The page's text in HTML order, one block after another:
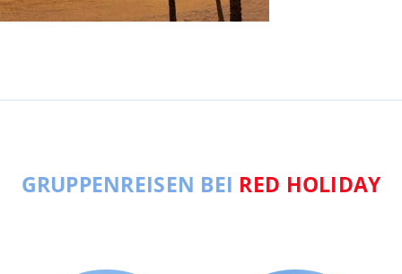
GRUPPENREISEN BEI RED HOLIDAY